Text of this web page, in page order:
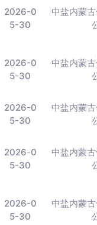
2026-0
5-30
中盐内蒙
2026-0
5-30
中盐内蒙
2026-0
5-30
中盐内蒙
2026-0
5-30
中盐内蒙
2026-0
5-30
中盐内蒙